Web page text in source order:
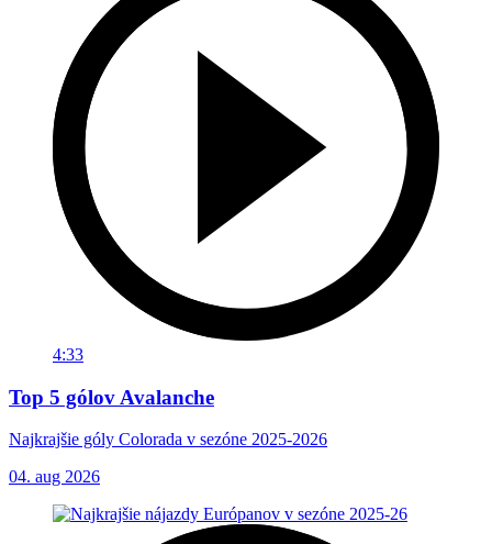
4:33
Top 5 gólov Avalanche
Najkrajšie góly Colorada v sezóne 2025-2026
04. aug 2026